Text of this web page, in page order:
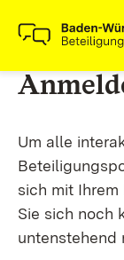
Um alle
sich mit
Sie sich noch
untenstehend